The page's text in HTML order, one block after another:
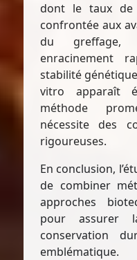
dont le taux de
confrontée aux
du greffage,
enracinement
stabilité
vitro apparaît
méthode
nécessite des
rigoureuses.
En conclusion,
de combiner
approches
pour assurer
conservation
emblématique.